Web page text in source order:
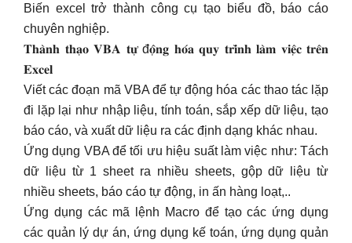
Biến excel trở thành công cụ tạo biểu đồ, báo cáo
chuyên nghiệp.
𝐓𝐡𝐚̀𝐧𝐡 𝐭𝐡𝐚̣𝐨 𝐕𝐁𝐀 𝐭𝐮̛̣ đ𝐨̣̂𝐧𝐠 𝐡𝐨́𝐚 𝐪𝐮𝐲 𝐭𝐫𝐢̀𝐧𝐡 𝐥𝐚̀𝐦 𝐯𝐢𝐞̣̂𝐜 𝐭𝐫𝐞̂𝐧
𝐄𝐱𝐜𝐞𝐥
Viết các đoạn mã VBA để tự động hóa các thao tác lặp
đi lặp lại như nhập liệu, tính toán, sắp xếp dữ liệu, tạo
báo cáo, và xuất dữ liệu ra các định dạng khác nhau.
Ứng dụng VBA để tối ưu hiệu suất làm việc như: Tách
dữ liệu từ 1 sheet ra nhiều sheets, gộp dữ liệu từ
nhiều sheets, báo cáo tự động, in ấn hàng loạt,..
Ứng dụng các mã lệnh Macro để tạo các ứng dụng
các quản lý dự án, ứng dụng kế toán, ứng dụng quản